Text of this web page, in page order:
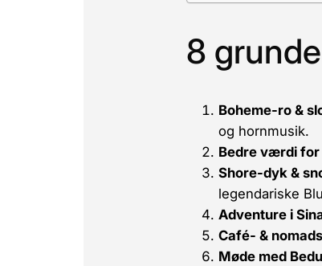
8
Boheme-ro &
og hornmusik.
Bedre værdi for
Shore-dyk &
legendariske
Adventure i
Café- &
Møde med